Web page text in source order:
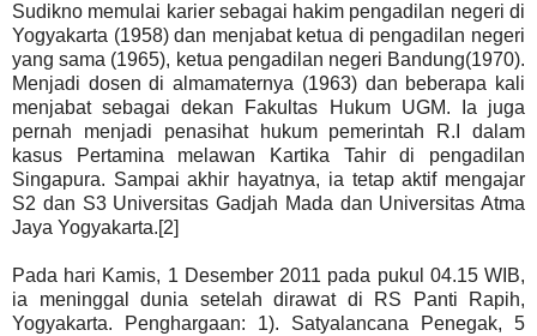
Sudikno memulai karier sebagai hakim pengadilan negeri di
Yogyakarta (1958) dan menjabat ketua di pengadilan negeri
yang sama (1965), ketua pengadilan negeri Bandung(1970).
Menjadi dosen di almamaternya (1963) dan beberapa kali
menjabat sebagai dekan Fakultas Hukum UGM. Ia juga
pernah menjadi penasihat hukum pemerintah R.I dalam
kasus Pertamina melawan Kartika Tahir di pengadilan
Singapura. Sampai akhir hayatnya, ia tetap aktif mengajar
S2 dan S3 Universitas Gadjah Mada dan Universitas Atma
Jaya Yogyakarta.[2]
Pada hari Kamis, 1 Desember 2011 pada pukul 04.15 WIB,
ia meninggal dunia setelah dirawat di RS Panti Rapih,
Yogyakarta. Penghargaan: 1). Satyalancana Penegak, 5